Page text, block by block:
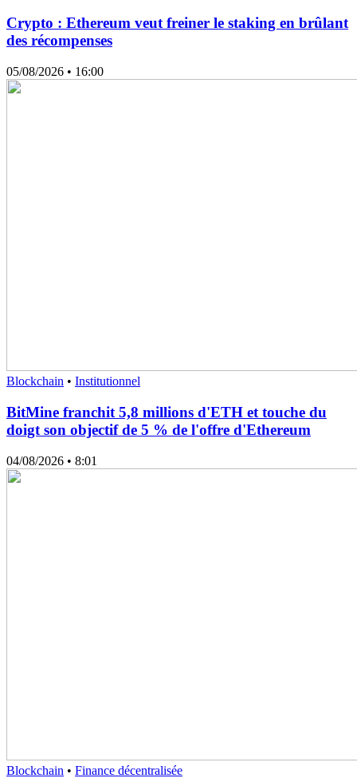
Crypto : Ethereum veut freiner le staking en brûlant
des récompenses
05/08/2026 • 16:00
Blockchain • Institutionnel
BitMine franchit 5,8 millions d'ETH et touche du
doigt son objectif de 5 % de l'offre d'Ethereum
04/08/2026 • 8:01
Blockchain • Finance décentralisée